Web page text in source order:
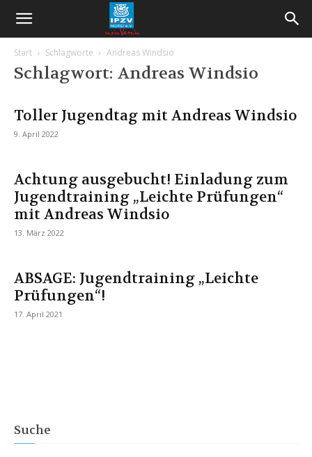
Start Schlagworte Andreas Windsio
Schlagwort: Andreas Windsio
Toller Jugendtag mit Andreas Windsio
9. April 2022
Achtung ausgebucht! Einladung zum
Jugendtraining „Leichte Prüfungen“
mit Andreas Windsio
13. März 2022
ABSAGE: Jugendtraining „Leichte
Prüfungen“!
17. April 2021
Suche